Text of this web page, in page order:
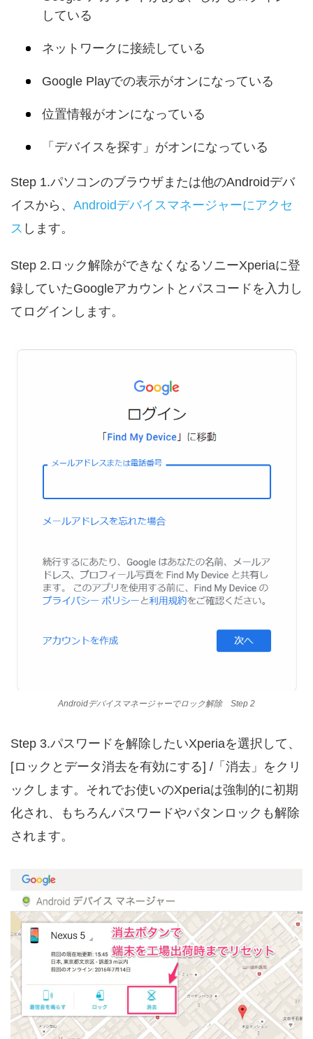
している
ネットワークに接続している
Google Playでの表示がオンになっている
位置情報がオンになっている
「デバイスを探す」がオンになっている
Step 1.パソコンのブラウザまたは他のAndroidデバ
イスから、 Androidデバイスマネージャーにアクセ
ス します。
Step 2.ロック解除ができなくなるソニーXperiaに登
録していたGoogleアカウントとパスコードを入力し
てログインします。
Androidデバイスマネージャーでロック解除 Step 2
Step 3.パスワードを解除したいXperiaを選択して、
[ロックとデータ消去を有効にする] /「消去」をクリ
ックします。それでお使いのXperiaは強制的に初期
化され、もちろんパスワードやパタンロックも解除
されます。